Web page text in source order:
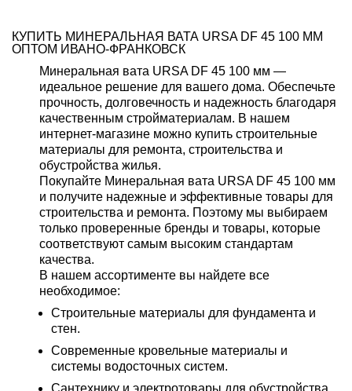
КУПИТЬ МИНЕРАЛЬНАЯ ВАТА URSA DF 45 100 ММ
ОПТОМ ИВАНО-ФРАНКОВСК
Минеральная вата URSA DF 45 100 мм —
идеальное решение для вашего дома. Обеспечьте
прочность, долговечность и надежность благодаря
качественным стройматериалам. В нашем
интернет-магазине можно купить строительные
материалы для ремонта, строительства и
обустройства жилья.
Покупайте Минеральная вата URSA DF 45 100 мм
и получите надежные и эффективные товары для
строительства и ремонта. Поэтому мы выбираем
только проверенные бренды и товары, которые
соответствуют самым высоким стандартам
качества.
В нашем ассортименте вы найдете все
необходимое:
Строительные материалы для фундамента и
стен.
Современные кровельные материалы и
системы водосточных систем.
Сантехнику и электротовары для обустройства